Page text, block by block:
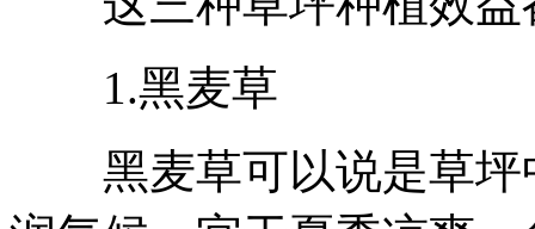
1.黑麦草
黑麦草可以说是草坪